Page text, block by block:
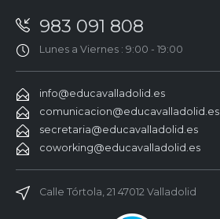
983 091 808
Lunes a Viernes : 9:00 - 19:00
info@educavalladolid.es
comunicacion@educavalladolid.es
secretaria@educavalladolid.es
coworking@educavalladolid.es
Calle Tórtola, 21 47012 Valladolid